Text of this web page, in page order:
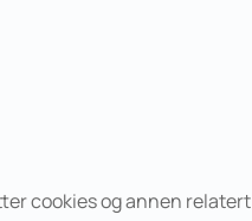
cookies og annen